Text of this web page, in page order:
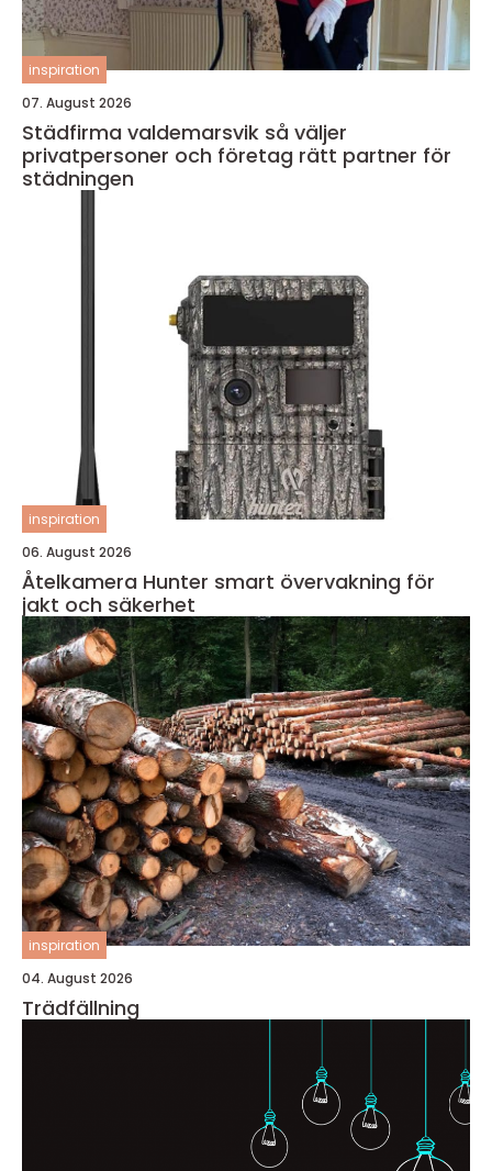
inspiration
07. August 2026
Städfirma valdemarsvik så väljer
privatpersoner och företag rätt partner för
städningen
inspiration
06. August 2026
Åtelkamera Hunter smart övervakning för
jakt och säkerhet
inspiration
04. August 2026
Trädfällning